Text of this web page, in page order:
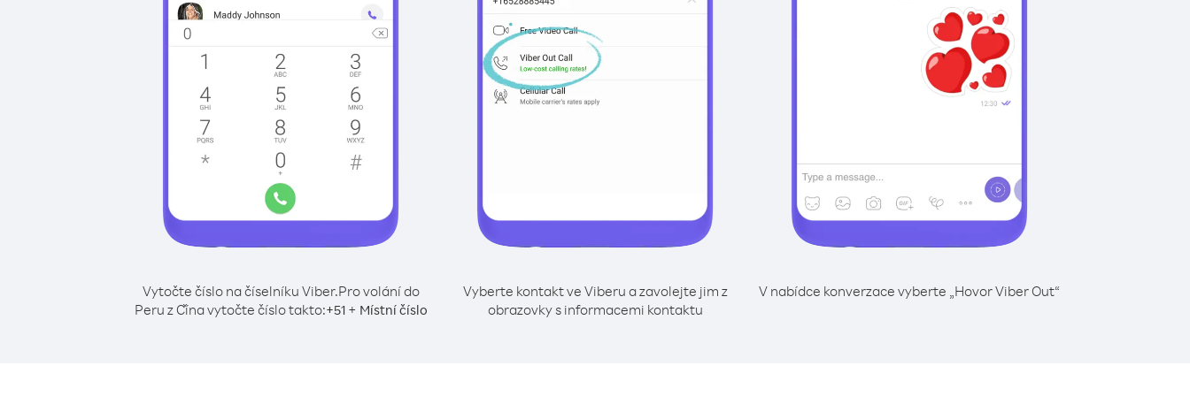
Vytočte číslo na číselníku Viber.Pro volání do
Peru z Čína vytočte číslo takto:+51+ Místní číslo
Vyberte kontakt ve Viberu a zavolejte jim z
obrazovky s informacemi kontaktu
V nabídce konverzace vyberte „Hovor Viber Out“